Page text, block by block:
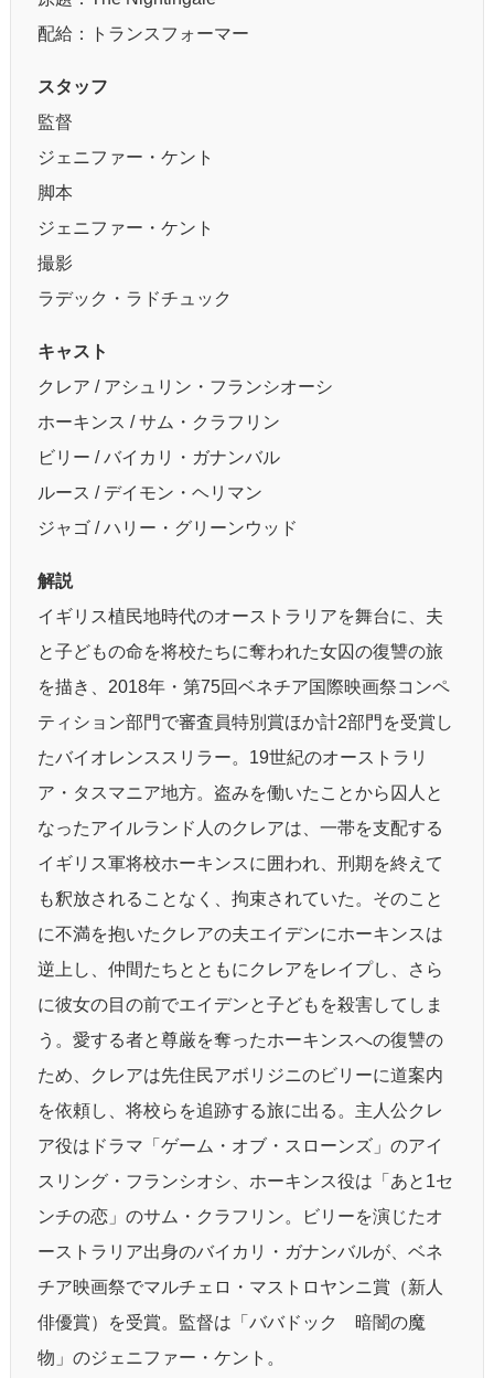
配給：トランスフォーマー
スタッフ
監督
ジェニファー・ケント
脚本
ジェニファー・ケント
撮影
ラデック・ラドチュック
キャスト
クレア / アシュリン・フランシオーシ
ホーキンス / サム・クラフリン
ビリー / バイカリ・ガナンバル
ルース / デイモン・ヘリマン
ジャゴ / ハリー・グリーンウッド
解説
イギリス植民地時代のオーストラリアを舞台に、夫
と子どもの命を将校たちに奪われた女囚の復讐の旅
を描き、2018年・第75回ベネチア国際映画祭コンペ
ティション部門で審査員特別賞ほか計2部門を受賞し
たバイオレンススリラー。19世紀のオーストラリ
ア・タスマニア地方。盗みを働いたことから囚人と
なったアイルランド人のクレアは、一帯を支配する
イギリス軍将校ホーキンスに囲われ、刑期を終えて
も釈放されることなく、拘束されていた。そのこと
に不満を抱いたクレアの夫エイデンにホーキンスは
逆上し、仲間たちとともにクレアをレイプし、さら
に彼女の目の前でエイデンと子どもを殺害してしま
う。愛する者と尊厳を奪ったホーキンスへの復讐の
ため、クレアは先住民アボリジニのビリーに道案内
を依頼し、将校らを追跡する旅に出る。主人公クレ
ア役はドラマ「ゲーム・オブ・スローンズ」のアイ
スリング・フランシオシ、ホーキンス役は「あと1セ
ンチの恋」のサム・クラフリン。ビリーを演じたオ
ーストラリア出身のバイカリ・ガナンバルが、ベネ
チア映画祭でマルチェロ・マストロヤンニ賞（新人
俳優賞）を受賞。監督は「ババドック 暗闇の魔
物」のジェニファー・ケント。